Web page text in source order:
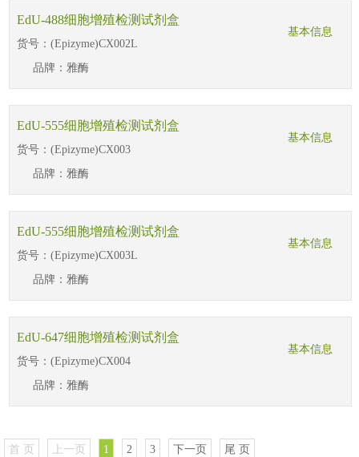
EdU-488细胞增殖检测试剂盒
基本信息
货号： (Epizyme)CX002L
品牌： 雅酶
EdU-555细胞增殖检测试剂盒
基本信息
货号： (Epizyme)CX003
品牌： 雅酶
EdU-555细胞增殖检测试剂盒
基本信息
货号： (Epizyme)CX003L
品牌： 雅酶
EdU-647细胞增殖检测试剂盒
基本信息
货号： (Epizyme)CX004
品牌： 雅酶
首 页 上一页 1 2 3 下一页 尾 页